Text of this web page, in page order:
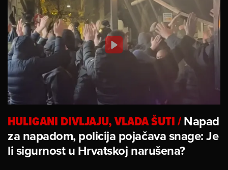
HULIGANI DIVLJAJU, VLADA ŠUTI/Napad
za napadom, policija pojačava snage: Je
li sigurnost u Hrvatskoj narušena?